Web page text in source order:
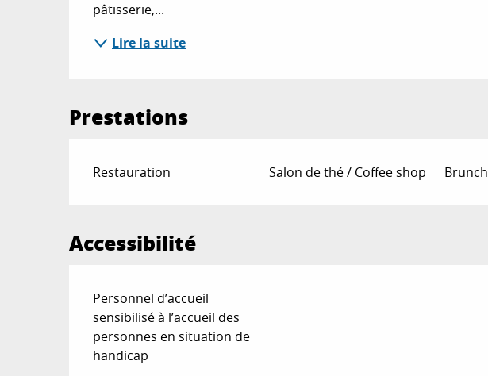
pâtisserie,...
Lire la suite
Prestations
Restauration Salon de thé / Coffee shop Brunch
Accessibilité
Personnel d’accueil
sensibilisé à l’accueil des
personnes en situation de
handicap